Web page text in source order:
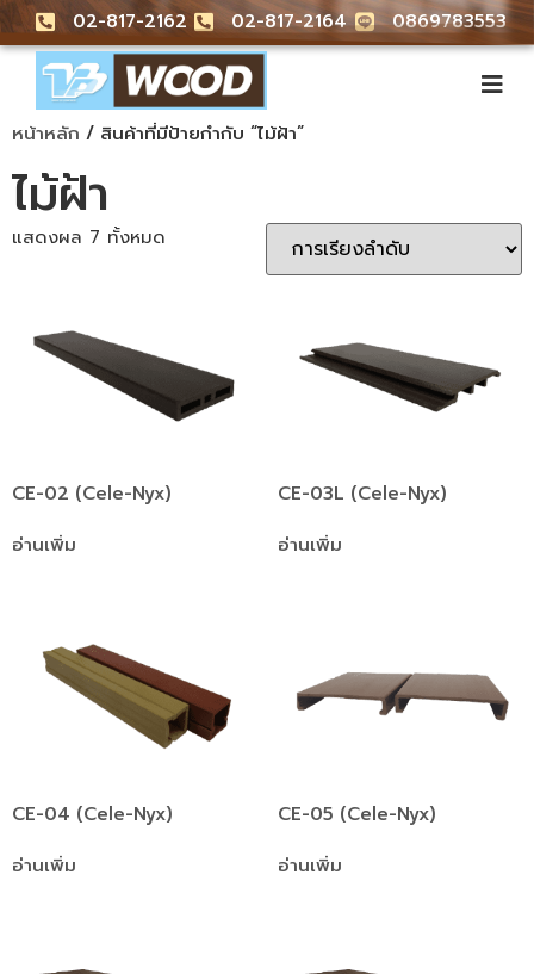
02-817-2162 02-817-2164 0869783553
หน้าหลัก / สินค้าที่มีป้ายกำกับ “ไม้ฝ้า”
ไม้ฝ้า
แสดงผล 7 ทั้งหมด
CE-02 (Cele-Nyx)
อ่านเพิ่ม
CE-03L (Cele-Nyx)
อ่านเพิ่ม
CE-04 (Cele-Nyx)
อ่านเพิ่ม
CE-05 (Cele-Nyx)
อ่านเพิ่ม